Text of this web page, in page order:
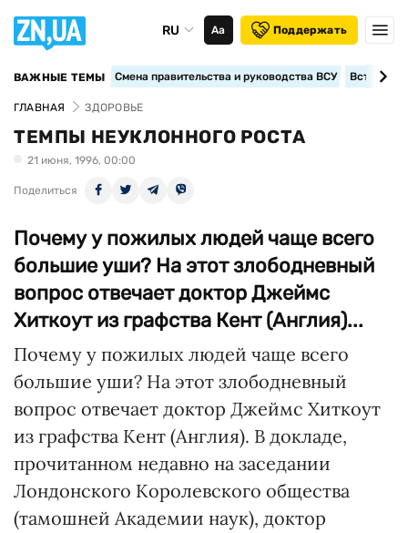
RU Аа Поддержать
ВАЖНЫЕ ТЕМЫ Смена правительства и руководства ВСУ
ГЛАВНАЯ ЗДОРОВЬЕ
ТЕМПЫ НЕУКЛОННОГО РОСТА
21 июня, 1996, 00:00
Поделиться
Почему у пожилых людей чаще всего
большие уши? На этот злободневный
вопрос отвечает доктор Джеймс
Хиткоут из графства Кент (Англия)...
Почему у пожилых людей чаще всего
большие уши? На этот злободневный
вопрос отвечает доктор Джеймс Хиткоут
из графства Кент (Англия). В докладе,
прочитанном недавно на заседании
Лондонского Королевского общества
(тамошней Академии наук), доктор